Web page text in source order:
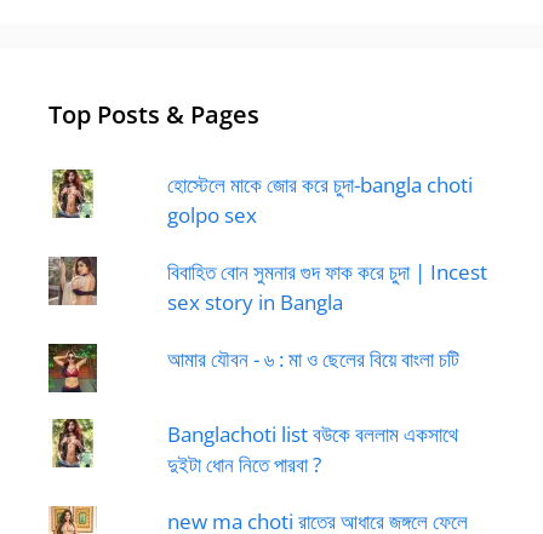
Top Posts & Pages
হোস্টেলে মাকে জোর করে চুদা-bangla choti
golpo sex
বিবাহিত বোন সুমনার গুদ ফাক করে চুদা | Incest
sex story in Bangla
আমার যৌবন - ৬ : মা ও ছেলের বিয়ে বাংলা চটি
Banglachoti list বউকে বললাম একসাথে
দুইটা ধোন নিতে পারবা ?
new ma choti রাতের আধারে জঙ্গলে ফেলে